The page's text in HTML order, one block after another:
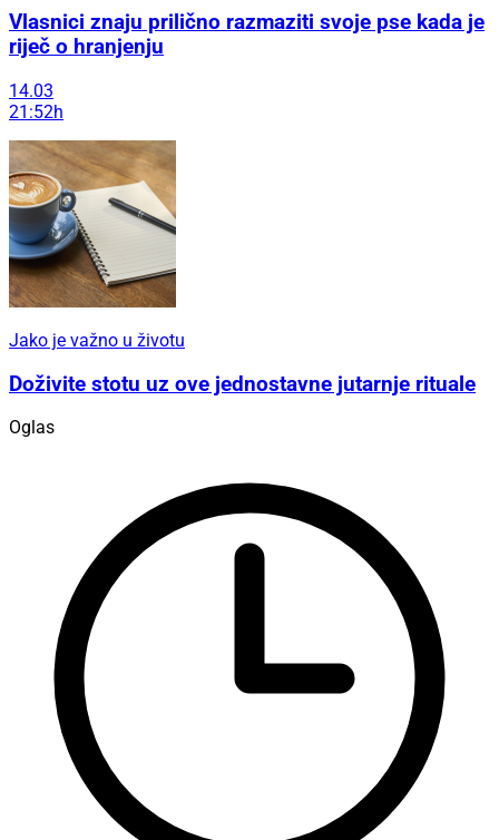
Vlasnici znaju prilično razmaziti svoje pse kada je
riječ o hranjenju
14.03
21:52h
Jako je važno u životu
Doživite stotu uz ove jednostavne jutarnje rituale
Oglas